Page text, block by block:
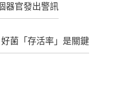
器官發出警訊
菌「存活率」是關鍵